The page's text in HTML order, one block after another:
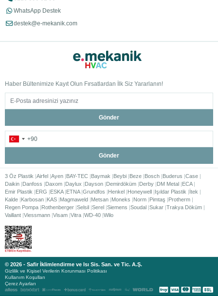
WhatsApp Destek
destek@e-mekanik.com
Haber Bültenimize Kayıt Olun Fırsatlardan İlk Siz Yararlanın!
Gönder
Gönder
3 Öz Plastik Airfel Ayen BAY-TEC Baymak Beybi Beze Bosch Buderus Case
Daikin Danfoss Daxom Daylux Dayson Demirdöküm Derby DM Metal ECA
Emir Plastik
ERG ESKA ETNA Grundfos Henkel Honeywell Işıldar Plastik
İtek
Kalde Karbosan KAS Magmaweld Metsan Moneks Norm Pimtaş
Protherm
Regen Pompa Rothenberger Selsil Serel Siemens Soudal Sukar Trakya Döküm
Vaillant Viessmann Visam Vitra WD-40 Wilo
© 2026 - Safir İklimlendirme ve Isı Sis. San. ve Tic. A.Ş.
Gizlilik ve Kişisel Verilerin Korunması Politikası
Kullanım Koşulları
Çerez Ayarları